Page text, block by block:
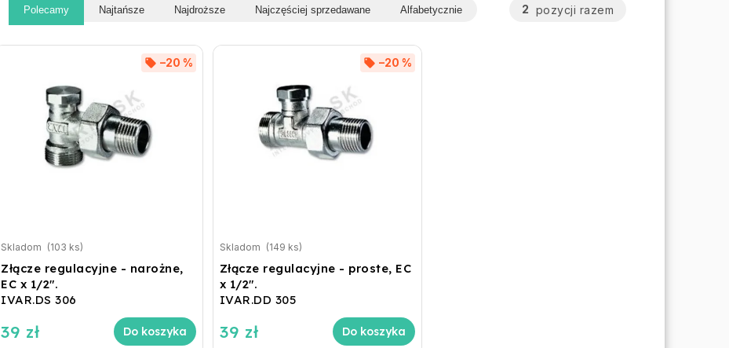
Polecamy Najtańsze Najdroższe Najczęściej sprzedawane Alfabetycznie 2 pozycji razem
Złącze regulacyjne - narożne,
EC x 1/2".
IVAR.DS 306
–20 %
Skladom (103 ks)
39 zł Do koszyka
Złącze regulacyjne - proste, EC
x 1/2".
IVAR.DD 305
–20 %
Skladom (149 ks)
39 zł Do koszyka